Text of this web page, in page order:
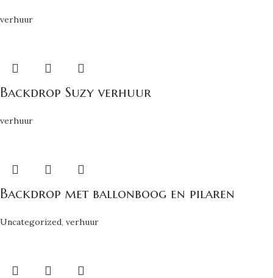
verhuur
Backdrop Suzy verhuur
verhuur
Backdrop met ballonboog en pilaren
Uncategorized, verhuur